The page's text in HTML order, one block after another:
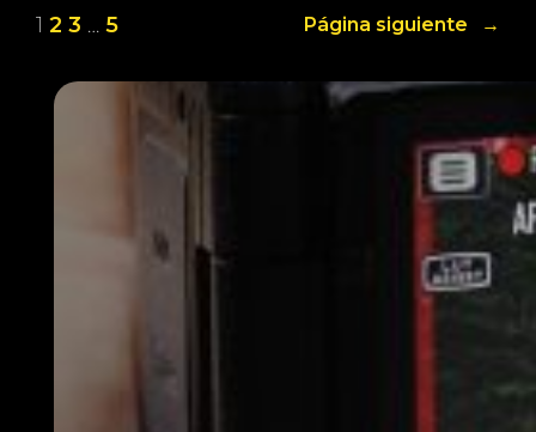
1 2 3 … 5 Página siguiente →